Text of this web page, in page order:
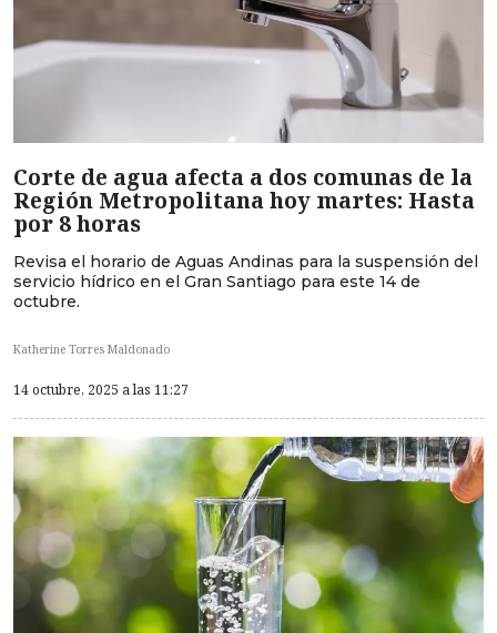
Corte de agua afecta a dos comunas de la
Región Metropolitana hoy martes: Hasta
por 8 horas
Revisa el horario de Aguas Andinas para la suspensión del
servicio hídrico en el Gran Santiago para este 14 de
octubre.
Katherine Torres Maldonado
14 octubre, 2025 a las 11:27